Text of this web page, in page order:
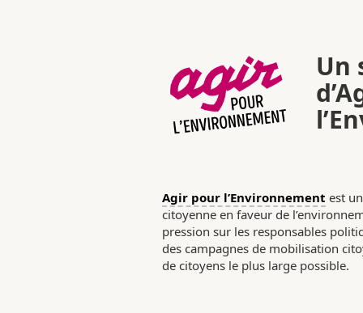
Un
Agir pour l’Environnement est
citoyenne en faveur de
pression sur les responsables
des campagnes de mobilisation
de citoyens le plus large possible.